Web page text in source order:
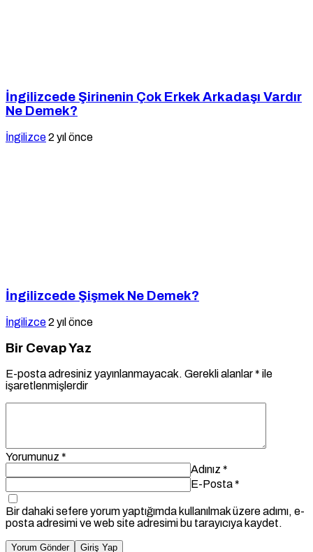
İngilizcede Şirinenin Çok Erkek Arkadaşı Vardır
Ne Demek?
İngilizce2 yıl önce
İngilizcede Şişmek Ne Demek?
İngilizce2 yıl önce
Bir Cevap Yaz
E-posta adresiniz yayınlanmayacak. Gerekli alanlar* ile
işaretlenmişlerdir
Yorumunuz *
Adınız *
E-Posta*
Bir dahaki sefere yorum yaptığımda kullanılmak üzere adımı, e-
posta adresimi ve web site adresimi bu tarayıcıya kaydet.
Yorum Gönder Giriş Yap